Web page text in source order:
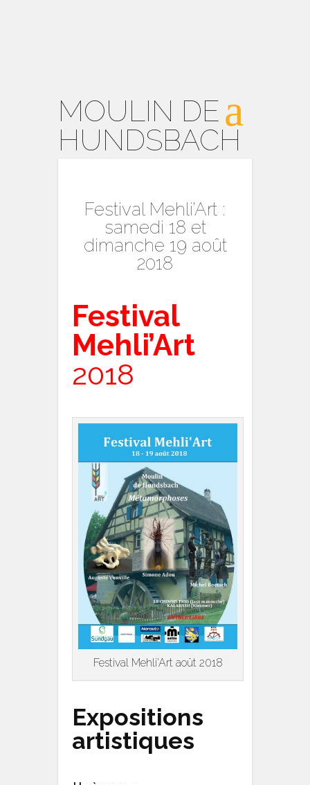
MOULIN DE
HUNDSBACH
Festival Mehli’Art :
samedi 18 et
dimanche 19 août
2018
Festival
Mehli’Art
2018
Festival Mehli’Art août 2018
Expositions
artistiques